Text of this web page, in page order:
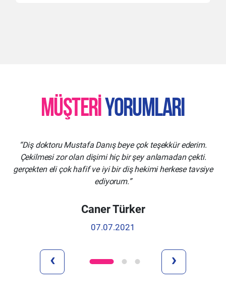
MÜŞTERIYORUMLARI
Diş doktoru Mustafa Danış beye çok teşekkür ederim.
Çekilmesi zor olan dişimi hiç bir şey anlamadan çekti.
gerçekten eli çok hafif ve iyi bir diş hekimi herkese tavsiye
ediyorum.
Caner Türker
07.07.2021
‹ ›